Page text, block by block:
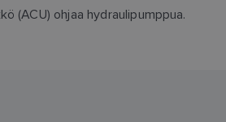
(ACU) ohjaa hydraulipumppua.